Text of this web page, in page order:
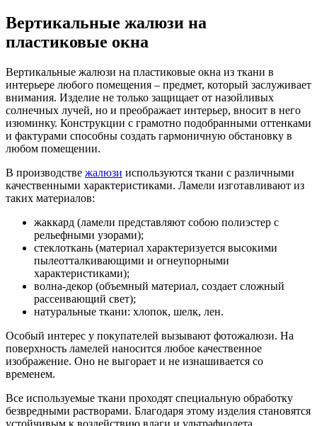
Вертикальные жалюзи на
пластиковые окна
Вертикальные жалюзи на пластиковые окна из ткани в
интерьере любого помещения – предмет, который заслуживает
внимания. Изделие не только защищает от назойливых
солнечных лучей, но и преображает интерьер, вносит в него
изюминку. Конструкции с грамотно подобранными оттенками
и фактурами способны создать гармоничную обстановку в
любом помещении.
В производстве жалюзи используются ткани с различными
качественными характеристиками. Ламели изготавливают из
таких материалов:
жаккард (ламели представляют собою полиэстер с
рельефными узорами);
стеклоткань (материал характеризуется высокими
пылеотталкивающими и огнеупорными
характеристиками);
волна-декор (объемный материал, создает сложный
рассеивающий свет);
натуральные ткани: хлопок, шелк, лен.
Особый интерес у покупателей вызывают фотожалюзи. На
поверхность ламелей наносится любое качественное
изображение. Оно не выгорает и не изнашивается со
временем.
Все используемые ткани проходят специальную обработку
безвредными растворами. Благодаря этому изделия становятся
устойчивым к воздействию влаги и ультрафиолета,